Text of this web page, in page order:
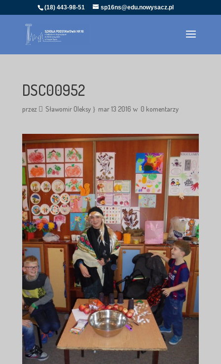
(18) 443-98-51 sp16ns@edu.nowysacz.pl
DSC00952
przez Sławomir Oleksy mar 13 2016 0 komentarzy